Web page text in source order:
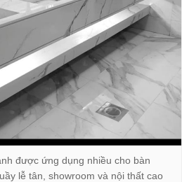
được ứng dụng nhiều cho bàn
lễ tân, showroom và nội thất cao